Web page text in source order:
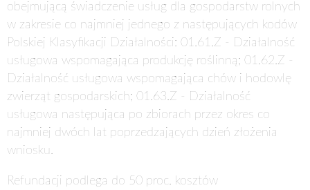
obejmującą świadczenie usług dla gospodarstw rolnych
w zakresie co najmniej jednego z następujących kodów
Polskiej Klasyfikacji Działalności: 01.61.Z - Działalność
usługowa wspomagająca produkcję roślinną; 01.62.Z -
Działalność usługowa wspomagająca chów i hodowlę
zwierząt gospodarskich; 01.63.Z - Działalność
usługowa następująca po zbiorach przez okres co
najmniej dwóch lat poprzedzających dzień złożenia
wniosku.
Refundacji podlega do 50 proc. kosztów